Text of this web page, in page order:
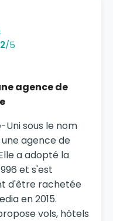
2/5
agence de
Uni sous le nom
agence de
a adopté la
et s'est
d'être rachetée
en 2015.
vols, hôtels